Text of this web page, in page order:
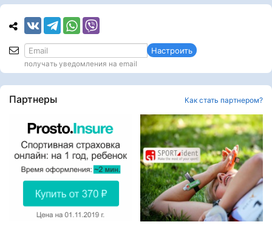
Настроить
получать уведомления на email
Партнеры Как стать партнером?